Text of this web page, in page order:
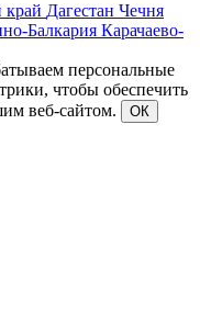
край Дагестан Чечня
Балкария Карачаево-
персональные
чтобы обеспечить
веб-сайтом.
ОК